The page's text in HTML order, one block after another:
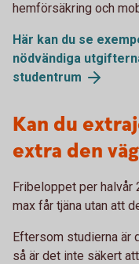
hemförsäkring och
Här kan du se
nödvändiga
studentrum
Kan du
extra den
Fribeloppet per halvår
max får tjäna utan att
Eftersom studierna är
så är det inte säkert